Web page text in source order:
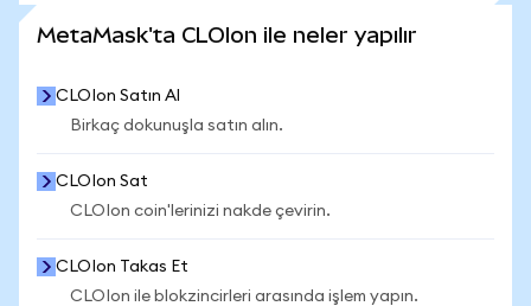
MetaMask'ta CLOIon ile neler yapılır
CLOIon Satın Al
Birkaç dokunuşla satın alın.
CLOIon Sat
CLOIon coin'lerinizi nakde çevirin.
CLOIon Takas Et
CLOIon ile blokzincirleri arasında işlem yapın.